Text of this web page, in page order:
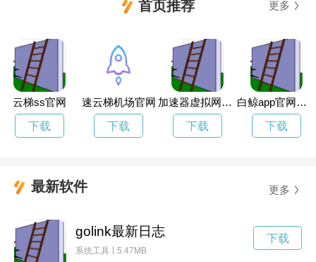
首页推荐 更多
云梯ss官网
下载
速云梯机场官网
下载
加速器虚拟网卡有什么用
下载
白鲸app官网下载
下载
最新软件 更多
golink最新日志
系统工具 5.47MB
下载